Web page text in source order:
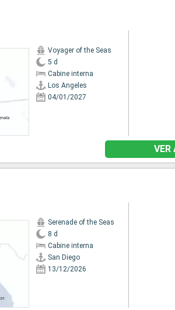
Voyager of the Seas
5 d
Cabine interna
Los Angeles
04/01/2027
VER
Serenade of the Seas
8 d
Cabine interna
San Diego
13/12/2026